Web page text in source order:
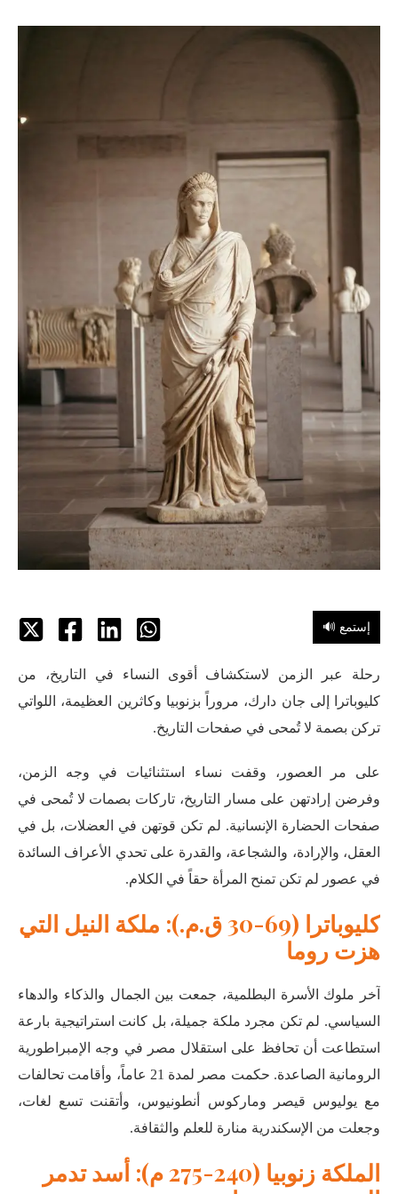
🔊 إستمع
رحلة عبر الزمن لاستكشاف أقوى النساء في التاريخ، من
كليوباترا إلى جان دارك، مروراً بزنوبيا وكاثرين العظيمة، اللواتي
تركن بصمة لا تُمحى في صفحات التاريخ.
على مر العصور، وقفت نساء استثنائيات في وجه الزمن،
وفرضن إرادتهن على مسار التاريخ، تاركات بصمات لا تُمحى في
صفحات الحضارة الإنسانية. لم تكن قوتهن في العضلات، بل في
العقل، والإرادة، والشجاعة، والقدرة على تحدي الأعراف السائدة
في عصور لم تكن تمنح المرأة حقاً في الكلام.
كليوباترا (69-30 ق.م.): ملكة النيل التي
هزت روما
آخر ملوك الأسرة البطلمية، جمعت بين الجمال والذكاء والدهاء
السياسي. لم تكن مجرد ملكة جميلة، بل كانت استراتيجية بارعة
استطاعت أن تحافظ على استقلال مصر في وجه الإمبراطورية
الرومانية الصاعدة. حكمت مصر لمدة 21 عاماً، وأقامت تحالفات
مع يوليوس قيصر وماركوس أنطونيوس، وأتقنت تسع لغات،
وجعلت من الإسكندرية منارة للعلم والثقافة.
الملكة زنوبيا (240-275 م): أسد تدمر